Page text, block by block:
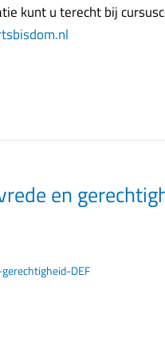
kunt u terecht bij
en
DEF